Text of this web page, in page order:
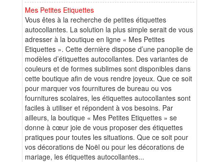
Mes Petites Etiquettes
Vous êtes à la recherche de petites étiquettes
autocollantes. La solution la plus simple serait de vous
adresser à la boutique en ligne « Mes Petites
Etiquettes ». Cette dernière dispose d’une panoplie de
modèles d’étiquettes autocollantes. Des variantes de
couleurs et de formes sublimes sont disponibles dans
cette boutique afin de vous rendre joyeux. Que ce soit
pour marquer vos fournitures de bureau ou vos
fournitures scolaires, les étiquettes autocollantes sont
faciles à utiliser et répondent à vos besoins. Par
ailleurs, la boutique « Mes Petites Etiquettes » se
donne à cœur joie de vous proposer des étiquettes
pratiques pour toutes les situations. Que ce soit pour
vos décorations de Noël ou pour les décorations de
mariage, les étiquettes autocollantes...